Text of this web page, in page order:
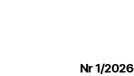
Nr 1/2026